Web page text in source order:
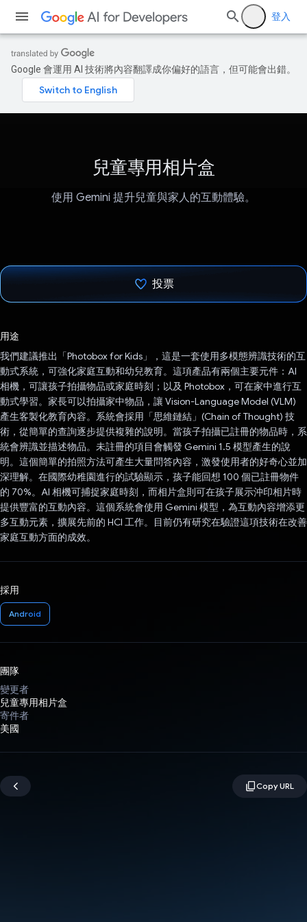
登入
Google 會運用 AI 技術將內容翻譯成你偏好的語言，但可能會出錯。
兒童專用相片盒
使用 Gemini 提升兒童與家人的互動體驗。
投票
用途
我們建議推出「Photobox for Kids」，這是一套使用多模態辨識技術的互
動式系統，可強化家庭互動和幼兒教育。這項產品有兩個主要元件：AI
相機，可讓孩子拍攝物品或家庭時刻；以及 Photobox，可在家中進行互
動式學習。家長可以拍攝家中物品，讓 Vision-Language Model (VLM)
產生客製化教育內容。系統會採用「思維鏈結」(Chain of Thought) 技
術，從簡單的查詢逐步提供複雜的說明。當孩子拍攝已註冊的物品時，系
統會辨識並描述物品。未註冊的項目會觸發 Gemini 1.5 模型產生的說
明。這個簡單的拍照方法可產生大量問答內容，激發使用者的好奇心並加
深理解。在國際幼稚園進行的試驗顯示，孩子能回想 100 個已註冊物件
的 70%。AI 相機可捕捉家庭時刻，而相片盒則可在孩子展示沖印相片時
提供豐富的互動內容。這個系統會使用 Gemini 模型，為互動內容增添更
多互動元素，擴展先前的 HCI 工作。目前仍有研究在驗證這項技術在改善
家庭互動方面的成效。
採用
Android
團隊
變更者
兒童專用相片盒
寄件者
美國